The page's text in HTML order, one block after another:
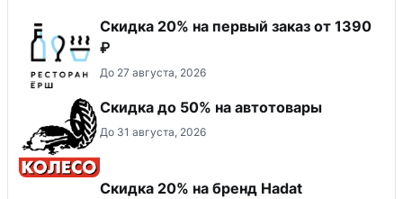
Скидка 20% на первый заказ от 1390
₽
До 27 августа, 2026
Скидка до 50% на автотовары
До 31 августа, 2026
Скидка 20% на бренд Hadat